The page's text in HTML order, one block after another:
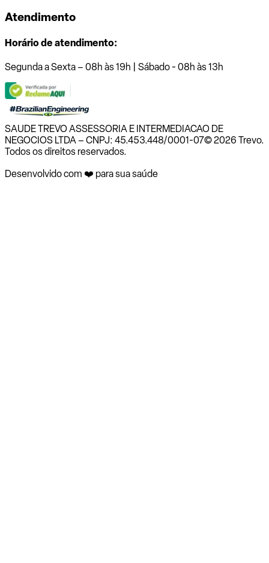
Atendimento
Horário de atendimento:
Segunda a Sexta – 08h às 19h | Sábado - 08h às 13h
SAUDE TREVO ASSESSORIA E INTERMEDIACAO DE
NEGOCIOS LTDA – CNPJ: 45.453.448/0001-07© 2026 Trevo.
Todos os direitos reservados.
Desenvolvido com ❤️ para sua saúde